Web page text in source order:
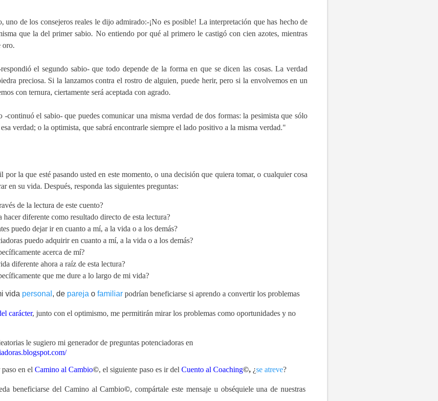
uno de los consejeros reales le dijo admirado:-¡No es posible! La interpretación que has hecho de
que la del primer sabio. No entiendo por qué al primero le castigó con cien azotes, mientras
oro.
el segundo sabio- que todo depende de la forma en que se dicen las cosas. La verdad
preciosa. Si la lanzamos contra el rostro de alguien, puede herir, pero si la envolvemos en un
con ternura, ciertamente será aceptada con agrado.
continuó el sabio- que puedes comunicar una misma verdad de dos formas: la pesimista que sólo
verdad; o la optimista, que sabrá encontrarle siempre el lado positivo a la misma verdad."
por la que esté pasando usted en este momento, o una decisión que quiera tomar, o cualquier cosa
en su vida. Después, responda las siguientes preguntas:
de la lectura de este cuento?
hacer diferente como resultado directo de esta lectura?
puedo dejar ir en cuanto a mí, a la vida o a los demás?
puedo adquirir en cuanto a mí, a la vida o a los demás?
acerca de mí?
diferente ahora a raíz de esta lectura?
que me dure a lo largo de mi vida?
vida personal , de pareja o familiar podrían beneficiarse si aprendo a convertir los problemas
carácter, junto con el optimismo, me permitirán mirar los problemas como oportunidades y no
le sugiero mi generador de preguntas potenciadoras en
en el Camino al Cambio©, el siguiente paso es ir del Cuento al Coaching©, ¿se atreve?
beneficiarse del Camino al Cambio©, compártale este mensaje u obséquiele una de nuestras